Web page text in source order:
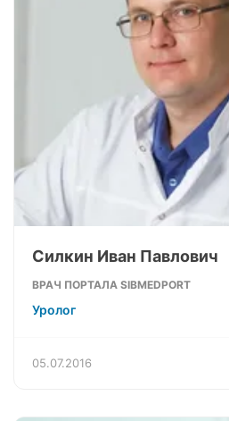
Силкин Иван Павлович
ВРАЧ ПОРТАЛА SIBMEDPORT
Уролог
05.07.2016